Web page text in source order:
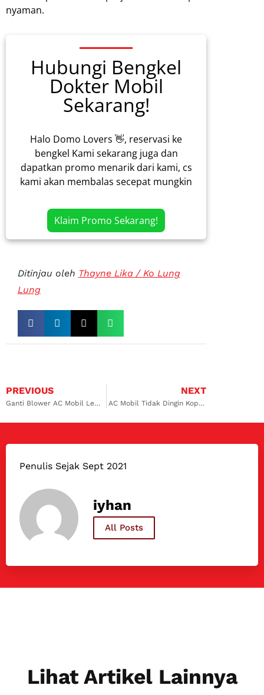
nyaman.
Hubungi Bengkel
Dokter Mobil
Sekarang!
Halo Domo Lovers 👋, reservasi ke
bengkel Kami sekarang juga dan
dapatkan promo menarik dari kami, cs
kami akan membalas secepat mungkin
Klaim Promo Sekarang!
Ditinjau oleh Thayne Lika / Ko Lung
Lung
PREVIOUS
Ganti Blower AC Mobil Lembang, Service Biar Mobil Prima ke Dokter Mobil
NEXT
AC Mobil Tidak Dingin Kopo? Service AC Mobil ke Dokter Mobil Aja!
Penulis Sejak Sept 2021
iyhan
All Posts
Lihat Artikel Lainnya